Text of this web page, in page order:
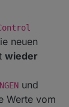
neuen
wieder
und
Werte vom